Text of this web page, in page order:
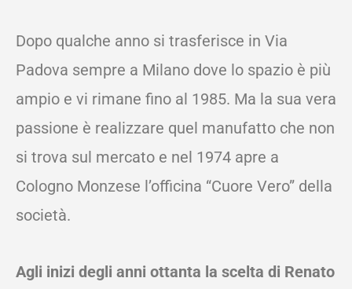
Dopo qualche anno si trasferisce in Via
Padova sempre a Milano dove lo spazio è più
ampio e vi rimane fino al 1985. Ma la sua vera
passione è realizzare quel manufatto che non
si trova sul mercato e nel 1974 apre a
Cologno Monzese l’officina “Cuore Vero” della
società.
Agli inizi degli anni ottanta la scelta di Renato